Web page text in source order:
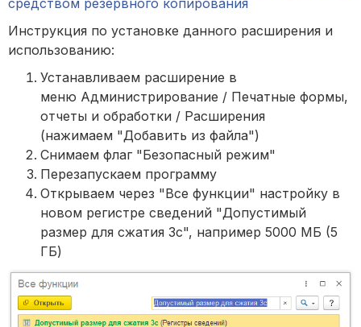
средством резервного копирования
Инструкция по установке данного расширения и
использованию:
Устанавливаем расширение в
меню Администрирование / Печатные формы,
отчеты и обработки / Расширения
(нажимаем "Добавить из файла")
Снимаем флаг "Безопасный режим"
Перезапускаем программу
Открываем через "Все функции" настройку в
новом регистре сведений "Допустимый
размер для сжатия 3с", например 5000 МБ (5
ГБ)